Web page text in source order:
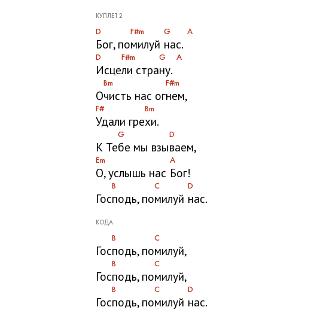
КУПЛЕТ 2
D F#m G A
Бог, помилуй нас.
D F#m G A
Исцели страну.
Bm F#m
Очисть нас огнем,
F# Bm
Удали грехи.
G D
К Тебе мы взываем,
Em A
О, услышь нас Бог!
B C D
Господь, помилуй нас.
КОДА
B C
Господь, помилуй,
B C
Господь, помилуй,
B C D
Господь, помилуй нас.